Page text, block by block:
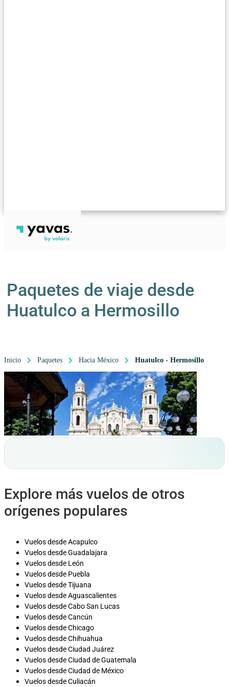
Paquetes de viaje desde
Huatulco a Hermosillo
Inicio Paquetes Hacia México Huatulco - Hermosillo
Explore más vuelos de otros
orígenes populares
Vuelos desde Acapulco
Vuelos desde Guadalajara
Vuelos desde León
Vuelos desde Puebla
Vuelos desde Tijuana
Vuelos desde Aguascalientes
Vuelos desde Cabo San Lucas
Vuelos desde Cancún
Vuelos desde Chicago
Vuelos desde Chihuahua
Vuelos desde Ciudad Juárez
Vuelos desde Ciudad de Guatemala
Vuelos desde Ciudad de México
Vuelos desde Culiacán